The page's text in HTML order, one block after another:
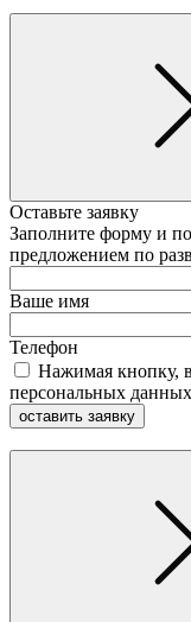
Оставьте заявку
Заполните форму и
предложением по
Ваше имя
Телефон
Нажимая кнопку,
персональных
оставить заявку